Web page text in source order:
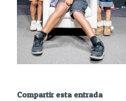
Compartir esta entrada